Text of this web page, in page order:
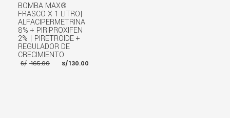
BOMBA MAX®
FRASCO X 1 LITRO|
ALFACIPERMETRINA
8% + PIRIPROXIFEN
2% | PIRETROIDE +
REGULADOR DE
CRECIMIENTO
S/ 165.00 El
precio
S/130.00